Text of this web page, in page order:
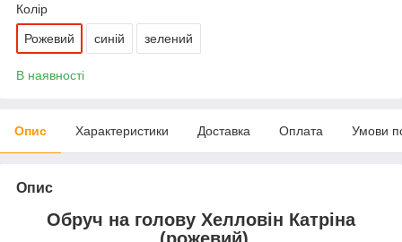
Колір
Рожевий синій зелений
В наявності
Опис Характеристики Доставка Оплата Умови
Опис
Обруч на голову Хелловін Катріна